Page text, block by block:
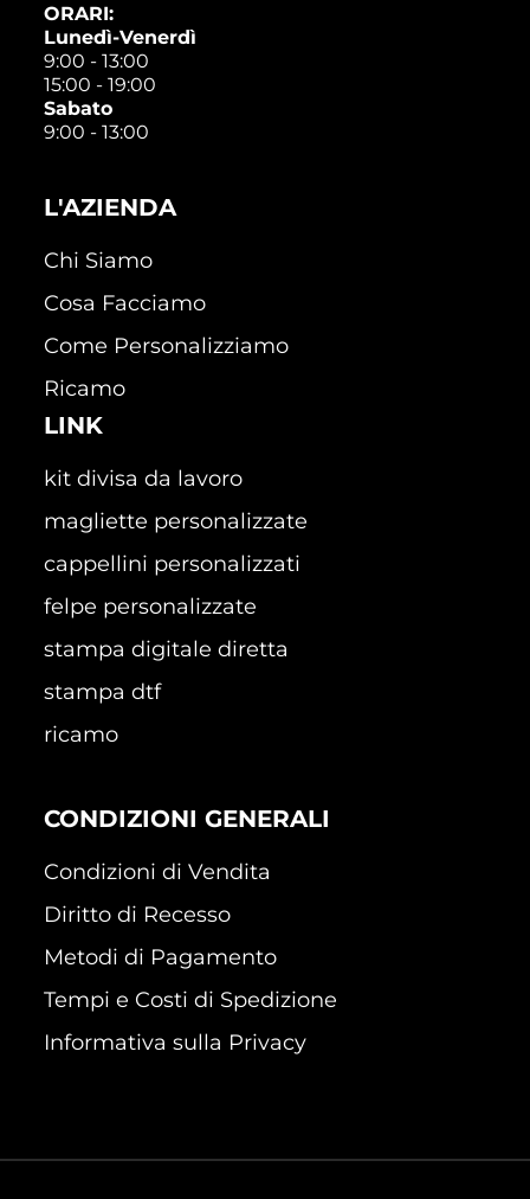
ORARI:
Lunedì-Venerdì
9:00 - 13:00
15:00 - 19:00
Sabato
9:00 - 13:00
L'AZIENDA
Chi Siamo
Cosa Facciamo
Come Personalizziamo
Ricamo
LINK
kit divisa da lavoro
magliette personalizzate
cappellini personalizzati
felpe personalizzate
stampa digitale diretta
stampa dtf
ricamo
CONDIZIONI GENERALI
Condizioni di Vendita
Diritto di Recesso
Metodi di Pagamento
Tempi e Costi di Spedizione
Informativa sulla Privacy